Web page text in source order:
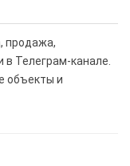
продажа,
Телеграм-канале.
объекты и